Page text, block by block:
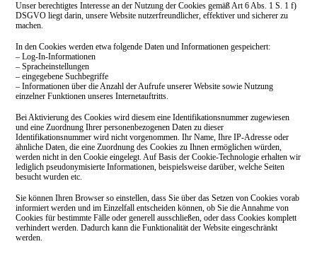
Unser berechtigtes Interesse an der Nutzung der Cookies gemäß Art 6 Abs. 1 S. 1 f)
DSGVO liegt darin, unsere Website nutzerfreundlicher, effektiver und sicherer zu
machen.
In den Cookies werden etwa folgende Daten und Informationen gespeichert:
–Log-In-Informationen
–Spracheinstellungen
–eingegebene Suchbegriffe
–Informationen über die Anzahl der Aufrufe unserer Website sowie Nutzung
einzelnerFunktionen unseres Internetauftritts.
Bei Aktivierung des Cookies wird diesem eine Identifikationsnummer zugewiesen
und eine Zuordnung Ihrer personenbezogenen Daten zu dieser
Identifikationsnummer wird nicht vorgenommen. Ihr Name, Ihre IP-Adresse oder
ähnliche Daten, die eine Zuordnung des Cookies zu Ihnen ermöglichen würden,
werden nicht in den Cookie eingelegt. Auf Basis der Cookie-Technologie erhalten wir
lediglich pseudonymisierte Informationen, beispielsweise darüber, welche Seiten
besucht wurden etc.
Sie können Ihren Browser so einstellen, dass Sie über das Setzen von Cookies vorab
informiert werden und im Einzelfall entscheiden können, ob Sie die Annahme von
Cookies für bestimmte Fälle oder generell ausschließen, oder dass Cookies komplett
verhindert werden. Dadurch kann die Funktionalität der Website eingeschränkt
werden.